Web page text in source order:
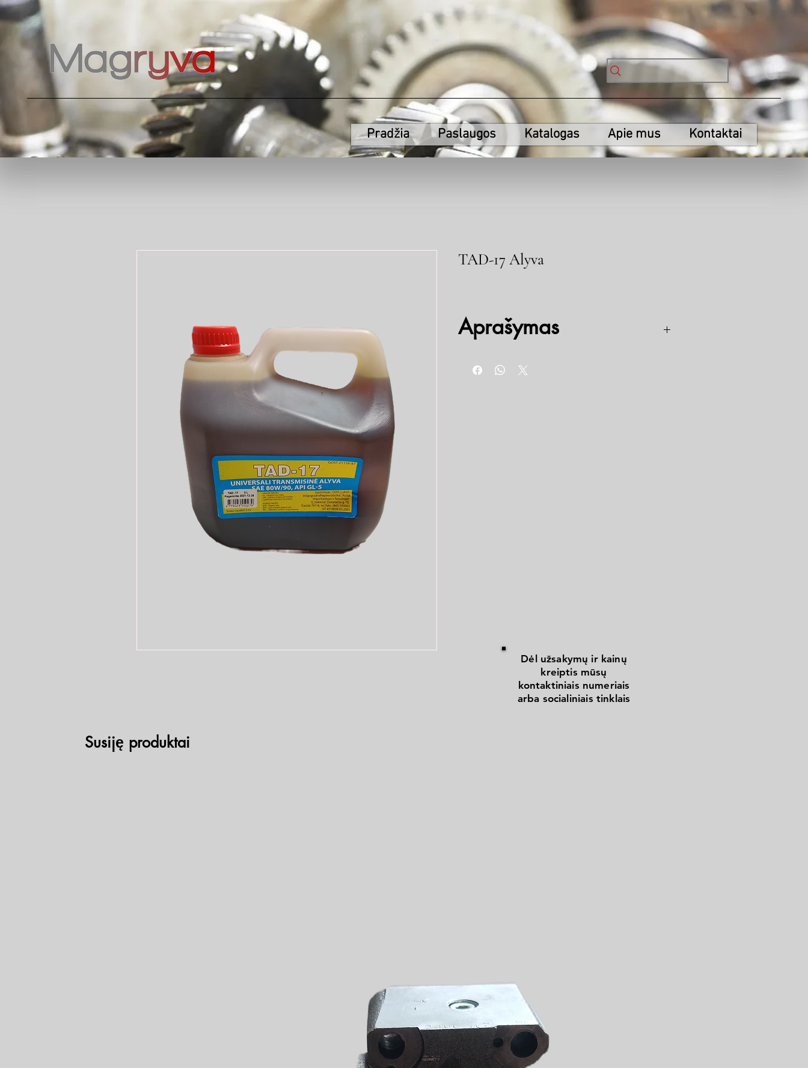
Pradžia Paslaugos Katalogas Apie mus Kontaktai
TAD-17 Alyva
Aprašymas
transmisijose bei reduktoriuose.
Dėl užsakymų ir kainų
kreiptis mūsų
kontaktiniais numeriais
arba socialiniais tinklais
Susiję produktai